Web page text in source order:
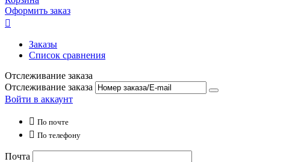
Оформить заказ

Заказы
Список сравнения
Отслеживание заказа
Отслеживание заказа
Войти в аккаунт
 По почте
 По телефону
Почта